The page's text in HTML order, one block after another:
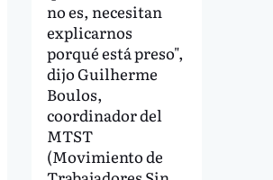
no es, necesitan
explicarnos
porqué está preso",
dijo Guilherme
Boulos,
coordinador del
MTST
(Movimiento de